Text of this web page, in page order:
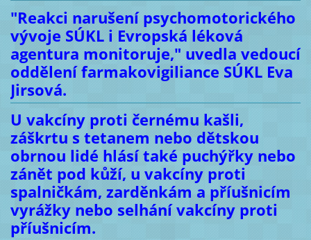
"Reakci narušení psychomotorického
vývoje SÚKL i Evropská léková
agentura monitoruje," uvedla vedoucí
oddělení farmakovigiliance SÚKL Eva
Jirsová.
U vakcíny proti černému kašli,
záškrtu s tetanem nebo dětskou
obrnou lidé hlásí také puchýřky nebo
zánět pod kůží, u vakcíny proti
spalničkám, zarděnkám a příušnicím
vyrážky nebo selhání vakcíny proti
příušnicím.